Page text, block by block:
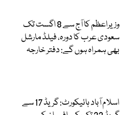
وزیراعظم کا آج سے 8 اگست تک
سعودی عرب کا دورہ، فیلڈ مارشل
بھی ہمراہ ہوں گے: دفتر خارجہ
اسلام آباد ہائیکورٹ: گریڈ 17 سے